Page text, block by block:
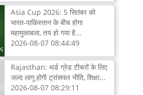
Asia Cup 2026: 5 सितंबर को
भारत-पाकिस्तान के बीच होगा
महामुकाबला, तय हो गया है...
2026-08-07 08:44:49
Rajasthan: थर्ड ग्रेड टीचरों के लिए
जल्द लागू होगी ट्रांसफर नीति, शिक्षा...
2026-08-07 08:29:11